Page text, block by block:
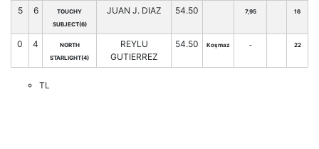
5 6
TOUCHY
SUBJECT(6)
JUAN J. DIAZ 54.50 7,95 16
0 4
NORTH
STARLIGHT(4)
REYLU
GUTIERREZ
54.50 Koşmaz - 22
TL